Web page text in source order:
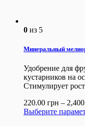
0 из 5
Минеральный
Удобрение для
кустарников на
Cтимулирует
220.00 грн –
Выберите